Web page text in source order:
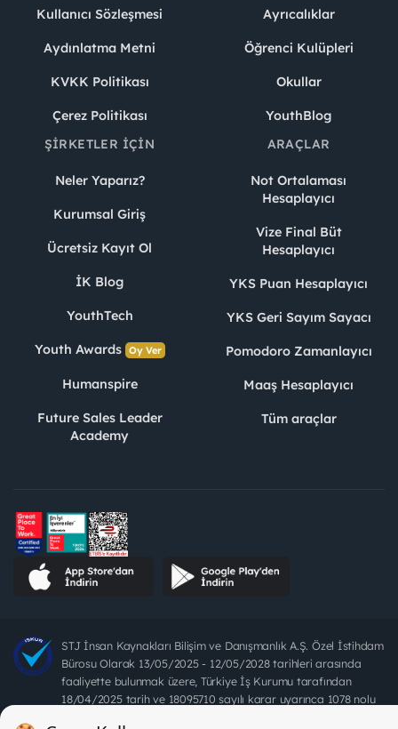
Kullanıcı Sözleşmesi
Aydınlatma Metni
KVKK Politikası
Çerez Politikası
Ayrıcalıklar
Öğrenci Kulüpleri
Okullar
YouthBlog
ŞIRKETLER İÇIN
Neler Yaparız?
Kurumsal Giriş
Ücretsiz Kayıt Ol
İK Blog
YouthTech
Youth Awards Oy Ver
Humanspire
Future Sales Leader
Academy
ARAÇLAR
Not Ortalaması
Hesaplayıcı
Vize Final Büt
Hesaplayıcı
YKS Puan Hesaplayıcı
YKS Geri Sayım Sayacı
Pomodoro Zamanlayıcı
Maaş Hesaplayıcı
Tüm araçlar
STJ İnsan Kaynakları Bilişim ve Danışmanlık A.Ş. Özel İstihdam
Bürosu Olarak 13/05/2025 - 12/05/2028 tarihleri arasında
faaliyette bulunmak üzere, Türkiye İş Kurumu tarafından
18/04/2025 tarih ve 18095710 sayılı karar uyarınca 1078 nolu